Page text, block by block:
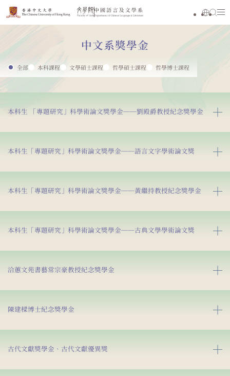
中文系獎學金
全部 本科課程 文學碩士課程 哲學碩士課程 哲學博士課程
本科生 「專題研究」科學術論文獎學金──劉殿爵教授紀念獎學金
本科生「專題研究」科學術論文獎學金──語言文字學術論文獎
本科生「專題研究」科學術論文獎學金──黃繼持教授紀念獎學金
本科生「專題研究」科學術論文獎學金──古典文學學術論文獎
洽蕙文苑書藝常宗豪教授紀念獎學金
陳建樑博士紀念獎學金
古代文獻獎學金、古代文獻優異獎